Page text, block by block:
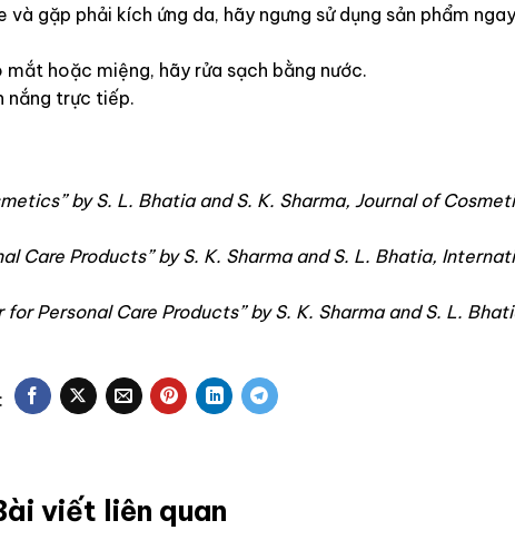
gặp phải kích ứng da, hãy ngưng sử dụng sản phẩm
hoặc miệng, hãy rửa sạch bằng nước.
nắng trực tiếp.
by S. L. Bhatia and S. K. Sharma, Journal of
Care Products” by S. K. Sharma and S. L. Bhatia,
Personal Care Products” by S. K. Sharma and S. L.
viết liên quan